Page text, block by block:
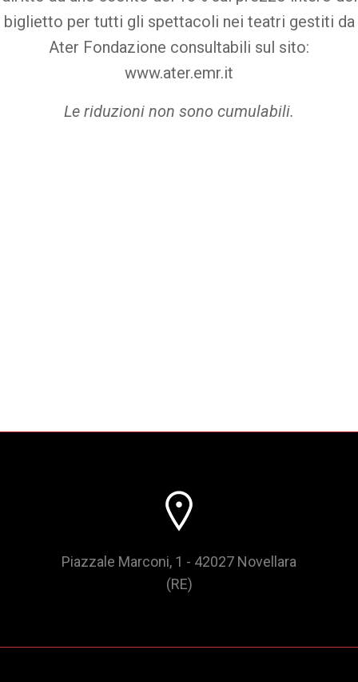
biglietto per tutti gli spettacoli nei teatri gestiti da
Ater Fondazione consultabili sul sito:
www.ater.emr.it
Le riduzioni non sono cumulabili.
Piazzale Marconi, 1 - 42027 Novellara
(RE)